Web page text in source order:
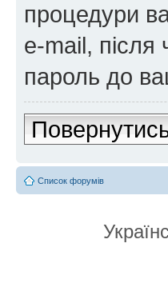
процедури
e-mail, після
пароль до
Список форумів